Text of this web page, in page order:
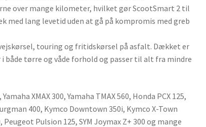
over mange kilometer, hvilket gør ScootSmart 2 til
lang levetid uden at gå på kompromis med greb
touring og fritidskørsel på asfalt. Dækket er
tørre og våde forhold og passer til alt fra mindre
XMAX 300, Yamaha TMAX 560, Honda PCX 125,
400, Kymco Downtown 350i, Kymco X-Town
Pulsion 125, SYM Joymax Z+ 300 og mange